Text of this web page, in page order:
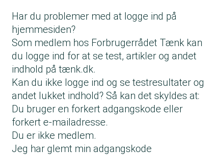
Har du problemer med at logge ind på
hjemmesiden?
Som medlem hos Forbrugerrådet Tænk kan
du logge ind for at se test, artikler og andet
indhold på tænk.dk.
Kan du ikke logge ind og se testresultater og
andet lukket indhold? Så kan det skyldes at:
Du bruger en forkert adgangskode eller
forkert e-mailadresse.
Du er ikke medlem.
Jeg har glemt min adgangskode